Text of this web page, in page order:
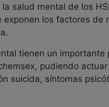
salud mental de los
exponen los factores
tienen un
pudiendo
suicida, síntomas